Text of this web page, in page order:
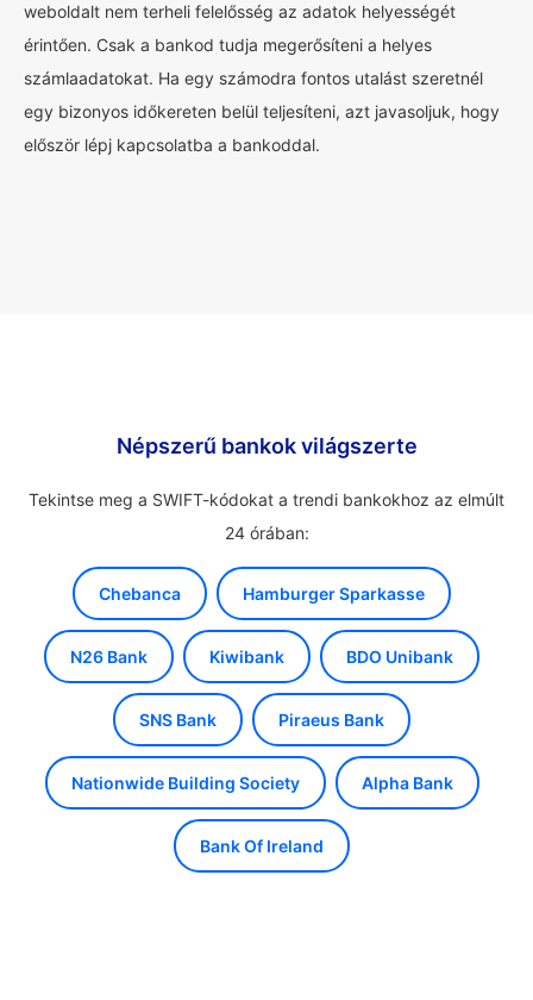
weboldalt nem terheli felelősség az adatok helyességét
érintően. Csak a bankod tudja megerősíteni a helyes
számlaadatokat. Ha egy számodra fontos utalást szeretnél
egy bizonyos időkereten belül teljesíteni, azt javasoljuk, hogy
először lépj kapcsolatba a bankoddal.
Népszerű bankok világszerte
Tekintse meg a SWIFT-kódokat a trendi bankokhoz az elmúlt
24 órában:
Chebanca Hamburger Sparkasse
N26 Bank Kiwibank BDO Unibank
SNS Bank Piraeus Bank
Nationwide Building Society Alpha Bank
Bank Of Ireland